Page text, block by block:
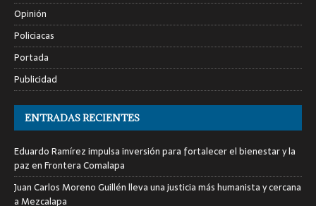
Opinión
Policiacas
Portada
Publicidad
ENTRADAS RECIENTES
Eduardo Ramírez impulsa inversión para fortalecer el bienestar y la
paz en Frontera Comalapa
Juan Carlos Moreno Guillén lleva una justicia más humanista y cercana
a Mezcalapa